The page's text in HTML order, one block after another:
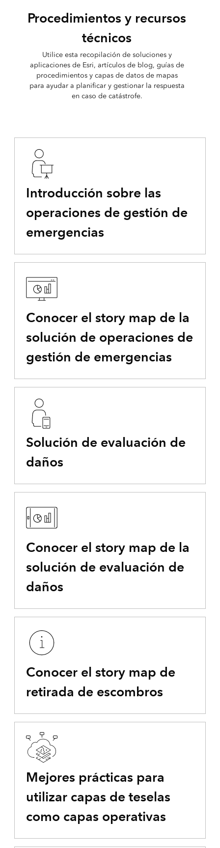
Procedimientos y recursos
técnicos
Utilice esta recopilación de soluciones y
aplicaciones de Esri, artículos de blog, guías de
procedimientos y capas de datos de mapas
para ayudar a planificar y gestionar la respuesta
en caso de catástrofe.
Introducción sobre las
operaciones de gestión de
emergencias
Conocer el story map de la
solución de operaciones de
gestión de emergencias
Solución de evaluación de
daños
Conocer el story map de la
solución de evaluación de
daños
Conocer el story map de
retirada de escombros
Mejores prácticas para
utilizar capas de teselas
como capas operativas